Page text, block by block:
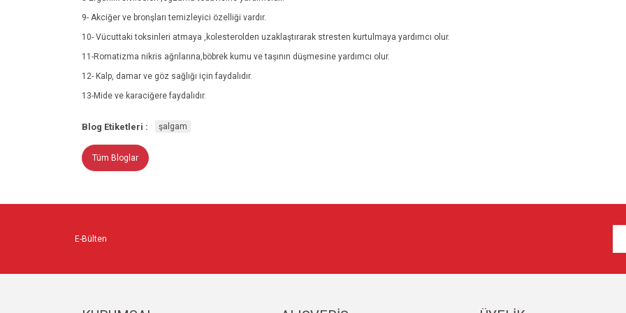
9- Akciğer ve bronşları temizleyici özelliği vardır.
10- Vücuttaki toksinleri atmaya ,kolesterolden uzaklaştırarak stresten kurtulmaya yardımcı olur.
11-Romatizma nikris ağrılarına,böbrek kumu ve taşının düşmesine yardımcı olur.
12- Kalp, damar ve göz sağlığı için faydalıdır.
13-Mide ve karaciğere faydalıdır.
Blog Etiketleri : şalgam
Tüm Bloglar
E-Bülten